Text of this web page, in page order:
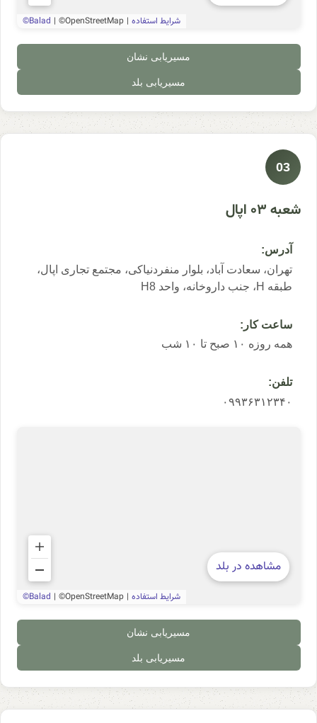
مسیریابی نشان
مسیریابی بلد
03
شعبه 03 اپال
آدرس:
تهران، سعادت آباد، بلوار منفردنیاکی، مجتمع تجاری اپال،
طبقه H، جنب داروخانه، واحد H8
ساعت کار:
همه روزه ۱۰ صبح تا ۱۰ شب
تلفن:
۰۹۹۳۶۳۱۲۳۴۰
مسیریابی نشان
مسیریابی بلد